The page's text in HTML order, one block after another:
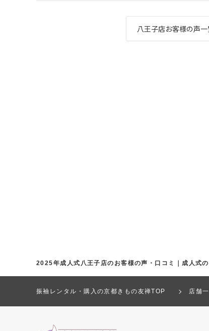
八王子店お客様の声
2025年成人式八王子店のお客様の声・口コミ｜成人式
振袖レンタル・購入の京都きもの友禅TOP 店舗